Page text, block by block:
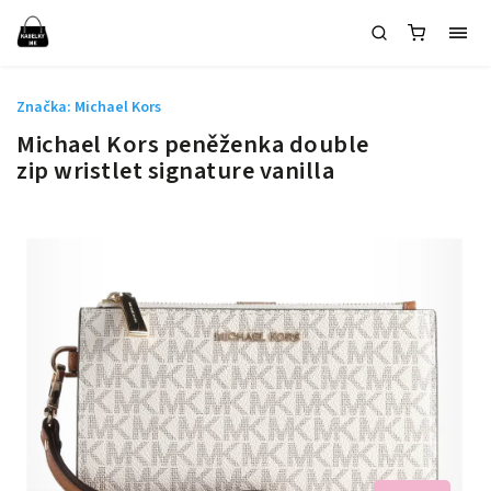
Michael Kors peněženka double
zip wristlet signature vanilla
Značka: Michael Kors